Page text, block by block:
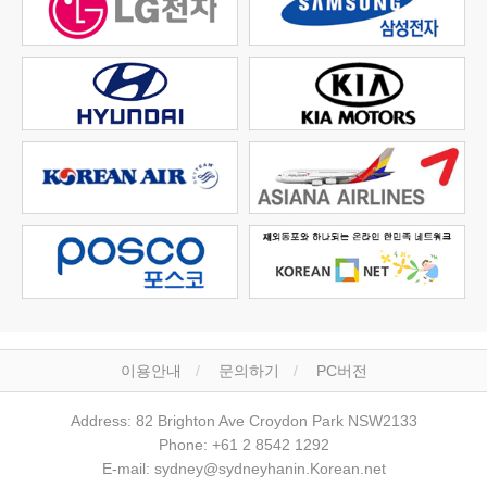
이용안내 문의하기 PC버전
Address: 82 Brighton Ave Croydon Park NSW2133
Phone: +61 2 8542 1292
E-mail: sydney@sydneyhanin.Korean.net